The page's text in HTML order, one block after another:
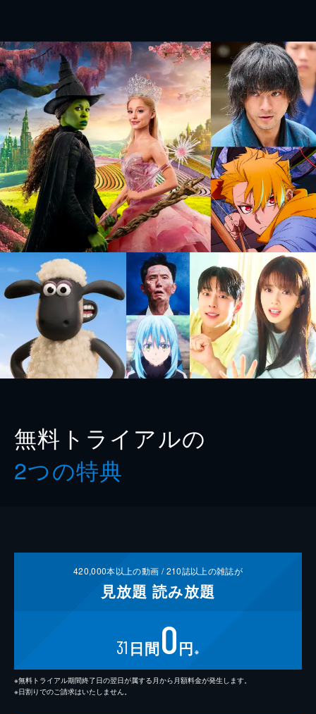
無料トライアルの
2つの特典
420,000本以上の動画 /210誌以上の雑誌が
見放題 読み放題
31 日間0円 ※
※無料トライアル期間終了日の翌日が属する月から月額料金が発生します。
※日割りでのご請求はいたしません。